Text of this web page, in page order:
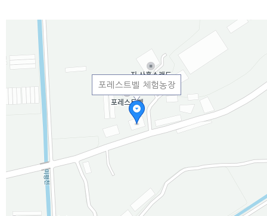
포레스트벨 체험농장